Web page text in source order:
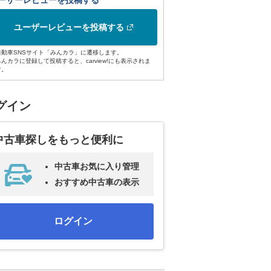
ユーザーレビューを投稿する
車SNSサイト「みんカラ」に遷移します。
んカラに登録して投稿すると、carview!にも表示されま
イン
古車探しをもっと便利に
中古車お気に入り管理
おすすめ中古車の表示
ログイン